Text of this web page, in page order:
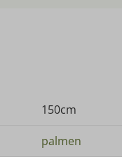
150cm
palmen